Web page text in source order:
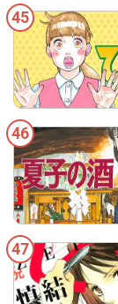
45
46
47